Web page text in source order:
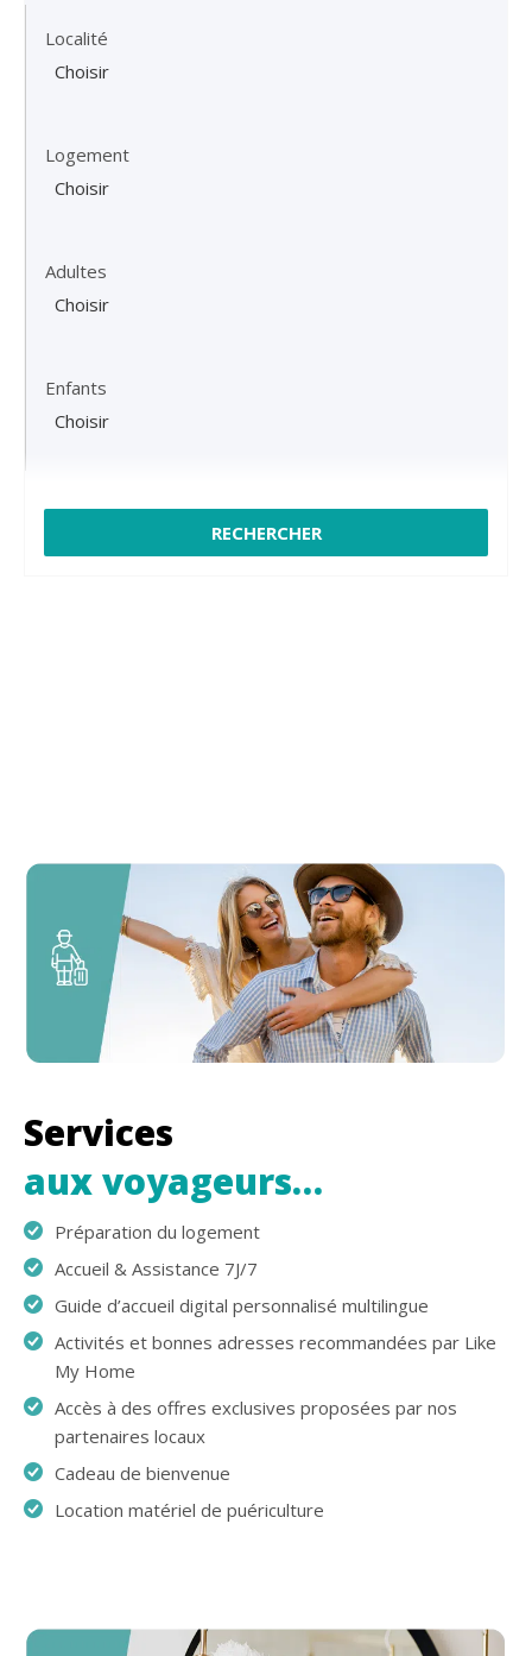
Localité
Logement
Adultes
Enfants
RECHERCHER
Services
aux voyageurs…
Préparation du logement
Accueil & Assistance 7J/7
Guide d’accueil digital personnalisé multilingue
Activités et bonnes adresses recommandées par Like
My Home
Accès à des offres exclusives proposées par nos
partenaires locaux
Cadeau de bienvenue
Location matériel de puériculture